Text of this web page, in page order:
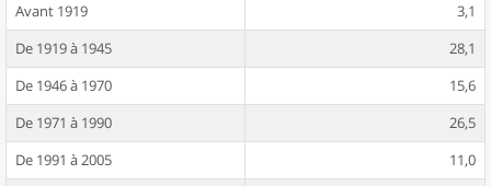
Avant 1919
3,1
De 1919 à 1945
28,1
De 1946 à 1970
15,6
De 1971 à 1990
26,5
De 1991 à 2005
11,0